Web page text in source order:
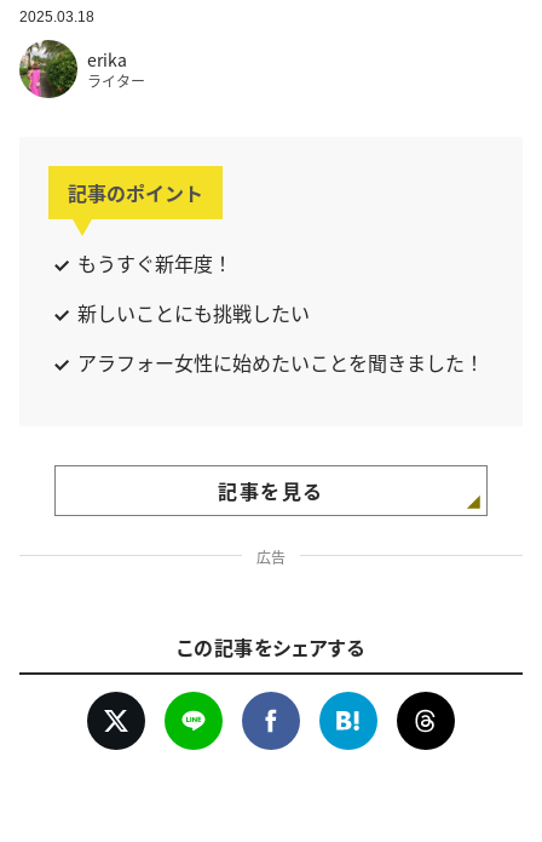
2025.03.18
erika
ライター
記事のポイント
もうすぐ新年度！
新しいことにも挑戦したい
アラフォー女性に始めたいことを聞きました！
記事を見る
広告
この記事をシェアする